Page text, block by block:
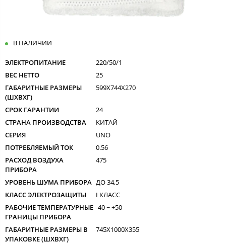
В НАЛИЧИИ
ЭЛЕКТРОПИТАНИЕ
220/50/1
ВЕС НЕТТО
25
ГАБАРИТНЫЕ РАЗМЕРЫ
(ШXВXГ)
599X744X270
СРОК ГАРАНТИИ
24
СТРАНА ПРОИЗВОДСТВА
КИТАЙ
СЕРИЯ
UNO
ПОТРЕБЛЯЕМЫЙ ТОК
0.56
РАСХОД ВОЗДУХА
ПРИБОРА
475
УРОВЕНЬ ШУМА ПРИБОРА ДО 34,5
КЛАСС ЭЛЕКТРОЗАЩИТЫ
I КЛАСС
РАБОЧИЕ ТЕМПЕРАТУРНЫЕ
ГРАНИЦЫ ПРИБОРА
-40 ~ +50
ГАБАРИТНЫЕ РАЗМЕРЫ В
УПАКОВКЕ (ШXВXГ)
745X1000X355